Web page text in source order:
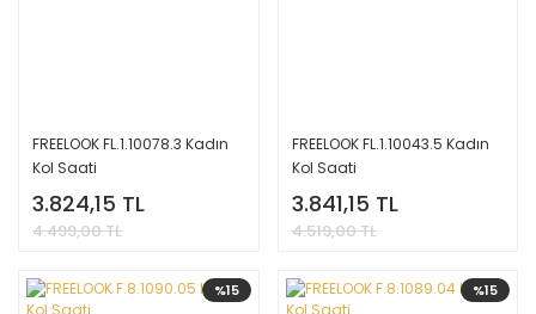
FREELOOK FL.1.10078.3 Kadın
Kol Saati
3.824,15 TL
4.499,00 TL
FREELOOK FL.1.10043.5 Kadın
Kol Saati
3.841,15 TL
4.519,00 TL
%15 %15